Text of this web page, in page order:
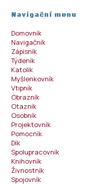
Navigační menu
Domovník
Navigačník
Zápisník
Týdeník
Katolík
Myšlenkovník
Vtipník
Obrazník
Otazník
Osobník
Projektovník
Pomocník
Dík
Spolupracovník
Knihovník
Živnostník
Spojovník